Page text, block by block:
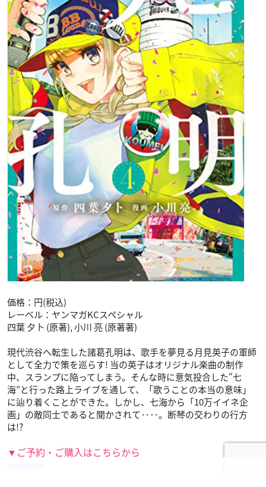
価格：495円(税込)
レーベル：講談社コミックス別冊フレンド
清野 静流 (著)
女子高生の里桜が引っ越し先の洋館で出会ったのは、死にたが
りの吸血鬼!?
周りを巻きこむわけにはいかない里桜は、彼の安らかな眠りを
探す手伝いをしながらお世話をすることになっちゃった――。
最初は警戒してたけど、彼がたまに見せるほほ笑みや不器用な
優しさがなんだか憎めない…。
気づけばもっと一緒にいたいって思うようになっちゃって―
―!?
『純愛特攻隊長!』シリーズ、『美少年、いただきました』の清
野静流が贈る最新作!!
笑って、泣いて、ちょっぴりエッチな命がけ同居ラブコメ第1
巻!!
▼ご予約・ご購入はこちらから
Amazon
パリピ孔明(4)